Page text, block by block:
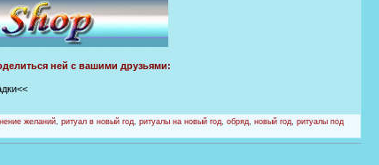
ней с вашими друзьями:
желаний, ритуал в новый год, ритуалы на новый год, обряд, новый год, ритуалы под